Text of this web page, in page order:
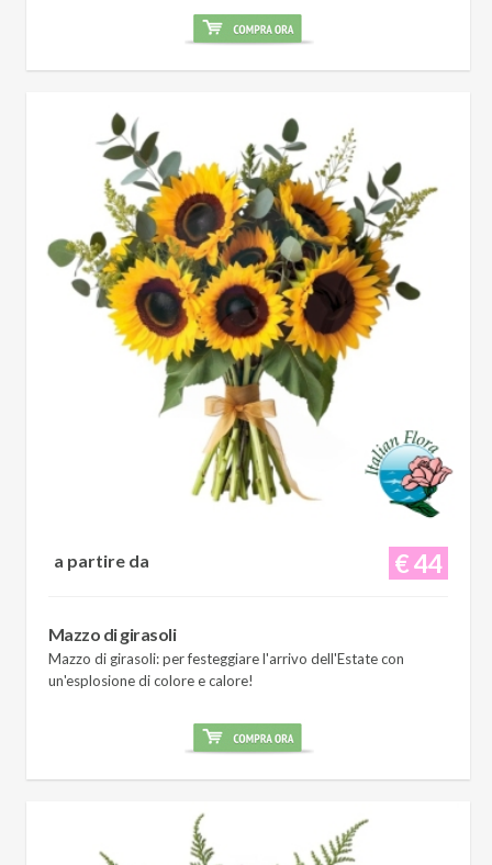
€ 44
a partire da
Mazzo di girasoli
Mazzo di girasoli: per festeggiare l'arrivo dell'Estate con
un'esplosione di colore e calore!